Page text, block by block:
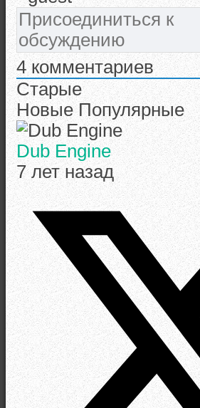
4 комментариев
Старые
Новые Популярные
Dub Engine
7 лет назад